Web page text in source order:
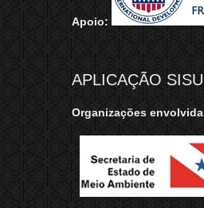
Apoio:
APLICAÇÃO
Organizações